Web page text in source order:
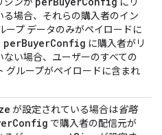
る場合、それらの購入者のイン
ープ データのみがペイロードに
perBuyerConfig に購入者がリ
ない場合、ユーザーのすべての
グループがペイロードに含まれ
が設定されている場合は省略
Config で購入者の配信元が